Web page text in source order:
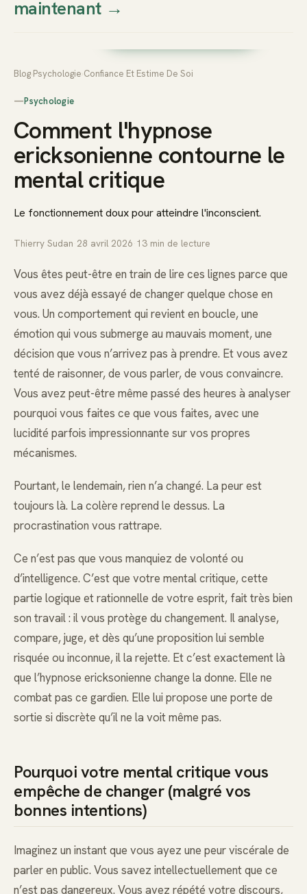
Thierry
Prendre rendez-vous dès
maintenant→
Blog Psychologie Confiance Et Estime De Soi
—Psychologie
Comment l'hypnose
ericksonienne contourne le
mental critique
Le fonctionnement doux pour atteindre l'inconscient.
Thierry Sudan 28 avril 2026 13 min de lecture
Vous êtes peut-être en train de lire ces lignes parce que
vous avez déjà essayé de changer quelque chose en
vous. Un comportement qui revient en boucle, une
émotion qui vous submerge au mauvais moment, une
décision que vous n’arrivez pas à prendre. Et vous avez
tenté de raisonner, de vous parler, de vous convaincre.
Vous avez peut-être même passé des heures à analyser
pourquoi vous faites ce que vous faites, avec une
lucidité parfois impressionnante sur vos propres
mécanismes.
Pourtant, le lendemain, rien n’a changé. La peur est
toujours là. La colère reprend le dessus. La
procrastination vous rattrape.
Ce n’est pas que vous manquiez de volonté ou
d’intelligence. C’est que votre mental critique, cette
partie logique et rationnelle de votre esprit, fait très bien
son travail : il vous protège du changement. Il analyse,
compare, juge, et dès qu’une proposition lui semble
risquée ou inconnue, il la rejette. Et c’est exactement là
que l’hypnose ericksonienne change la donne. Elle ne
combat pas ce gardien. Elle lui propose une porte de
sortie si discrète qu’il ne la voit même pas.
Pourquoi votre mental critique vous
empêche de changer (malgré vos
bonnes intentions)
Imaginez un instant que vous ayez une peur viscérale de
parler en public. Vous savez intellectuellement que ce
n’est pas dangereux. Vous avez répété votre discours,